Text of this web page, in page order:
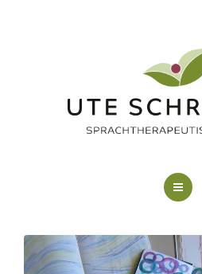
KUNSTTHERAPIE